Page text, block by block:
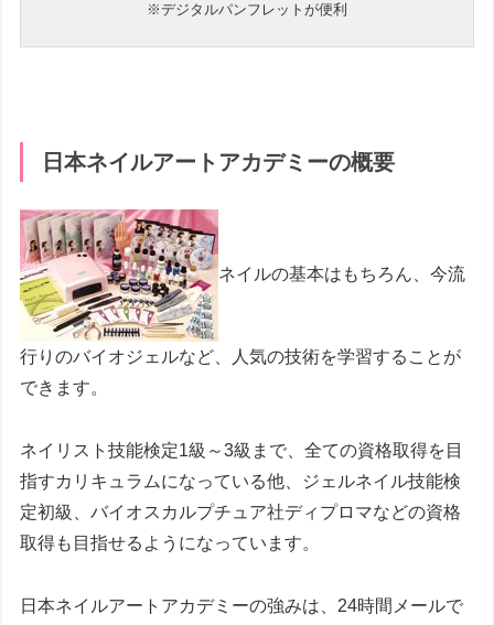
※デジタルパンフレットが便利
日本ネイルアートアカデミーの概要
ネイルの基本はもちろん、今流
行りのバイオジェルなど、人気の技術を学習することが
できます。
ネイリスト技能検定1級～3級まで、全ての資格取得を目
指すカリキュラムになっている他、ジェルネイル技能検
定初級、バイオスカルプチュア社ディプロマなどの資格
取得も目指せるようになっています。
日本ネイルアートアカデミーの強みは、24時間メールで